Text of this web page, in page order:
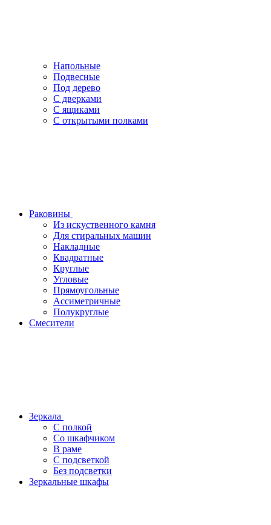
Напольные
Подвесные
Под дерево
С дверками
С ящиками
С открытыми полками
Раковины
Из искуственного камня
Для стиральных машин
Накладные
Квадратные
Круглые
Угловые
Прямоугольные
Ассиметричные
Полукруглые
Смесители
Зеркала
С полкой
Со шкафчиком
В раме
С подсветкой
Без подсветки
Зеркальные шкафы